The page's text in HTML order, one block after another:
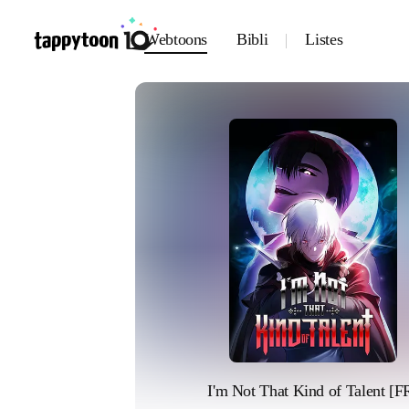
Webtoons Bibli Listes
I'm Not That Kind of Talent